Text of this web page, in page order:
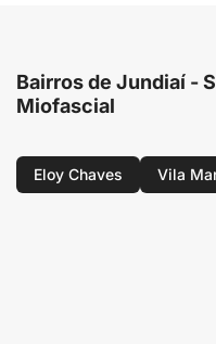
Bairros de Jundiaí -
Miofascial
Eloy Chaves Vila